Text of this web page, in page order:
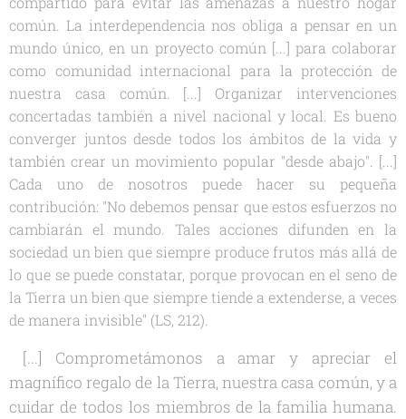
común. La interdependencia nos obliga a pensar en un
mundo único, en un proyecto común [...] para colaborar
como comunidad internacional para la protección de
nuestra casa común. [...] Organizar intervenciones
concertadas también a nivel nacional y local. Es bueno
converger juntos desde todos los ámbitos de la vida y
también crear un movimiento popular "desde abajo". [...]
Cada uno de nosotros puede hacer su pequeña
contribución: "No debemos pensar que estos esfuerzos no
cambiarán el mundo. Tales acciones difunden en la
sociedad un bien que siempre produce frutos más allá de
lo que se puede constatar, porque provocan en el seno de
la Tierra un bien que siempre tiende a extenderse, a veces
de manera invisible" (LS, 212).
[...] Comprometámonos a amar y apreciar el
magnífico regalo de la Tierra, nuestra casa común, y a
cuidar de todos los miembros de la familia humana.